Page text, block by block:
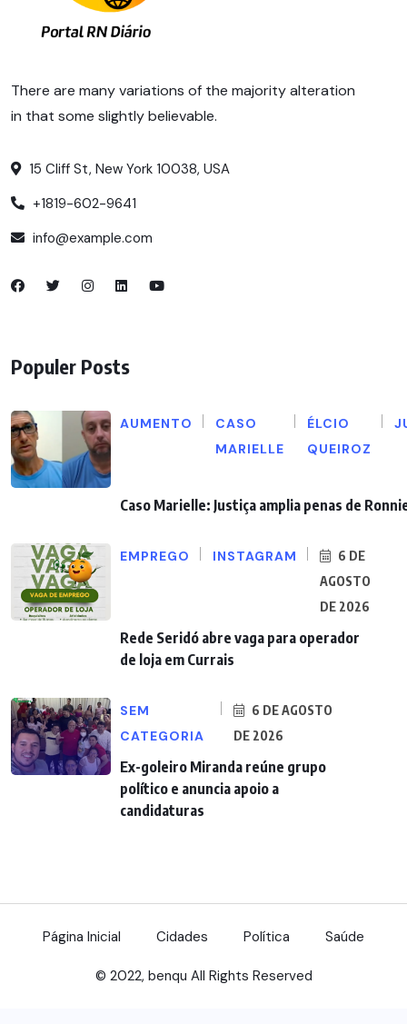
There are many variations of the majority alteration
in that some slightly believable.
15 Cliff St, New York 10038, USA
+1819-602-9641
info@example.com
Populer Posts
AUMENTO
CASO
MARIELLE
ÉLCIO
QUEIROZ
Caso Marielle: Justiça amplia penas de
EMPREGO INSTAGRAM
6 DE
AGOSTO
DE 2026
Rede Seridó abre vaga para operador
de loja em Currais
SEM
CATEGORIA
6 DE AGOSTO
DE 2026
Ex-goleiro Miranda reúne grupo
político e anuncia apoio a
candidaturas
Página Inicial Cidades Política Saúde
© 2022, benqu All Rights Reserved